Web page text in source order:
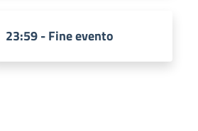
23:59 - Fine evento